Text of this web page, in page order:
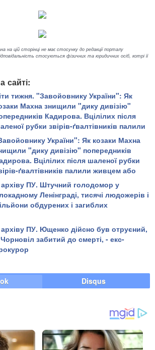
на цій сторінці не має стосунку до редакції порталу
стосуються фізичних та юридичних осіб, котрі її
сайті:
тижня. "Завойовнику України": Як
Махна знищили "дику дивізію"
Кадирова. Вцілілих після
рубки звірів-ґвалтівників палили
або повільно рубали на дрібні
України": Як козаки Махна
"дику дивізію" попередників
Вцілілих після шаленої рубки
ґвалтівників палили живцем або
рубали на дрібні шматки
ПУ. Штучний голодомор у
Ленінграді, тисячі людожерів і
обдурених і загиблих
ПУ. Ющенко дійсно був отруєний,
забитий до смерті, - екс-
Disqus